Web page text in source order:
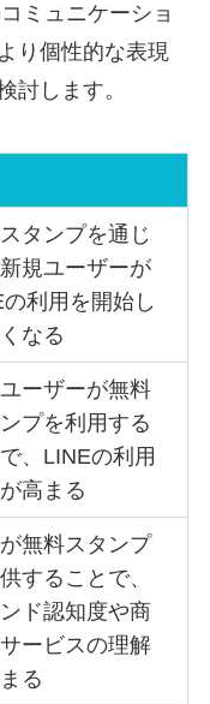
ミュニケーショ
り個性的な表現
討します。
タンプを通じ
規ユーザーが
の利用を開始し
なる
ーザーが無料
プを利用する
、LINEの利用
高まる
無料スタンプ
することで、
ド認知度や商
ービスの理解
る